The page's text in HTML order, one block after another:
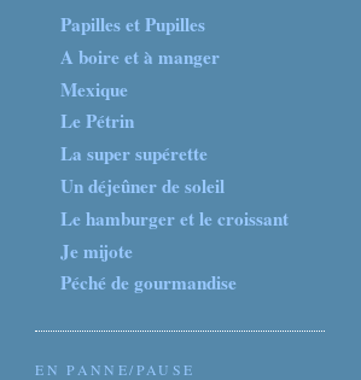
Papilles et Pupilles
A boire et à manger
Mexique
Le Pétrin
La super supérette
Un déjeûner de soleil
Le hamburger et le croissant
Je mijote
Péché de gourmandise
EN PANNE/PAUSE